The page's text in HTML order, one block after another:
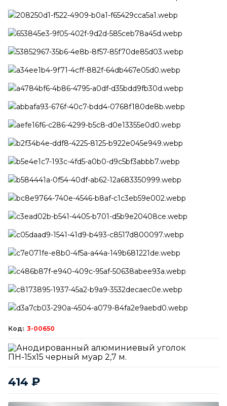
3-00650
414 ₽